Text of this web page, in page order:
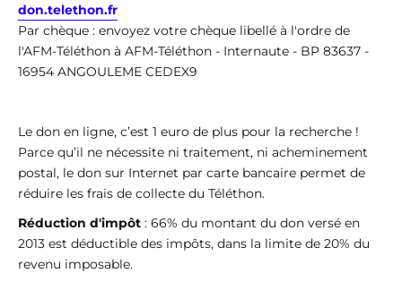
don.telethon.fr
Par chèque : envoyez votre chèque libellé à l'ordre de
l'AFM-Téléthon à AFM-Téléthon - Internaute - BP 83637 -
16954 ANGOULEME CEDEX9
Le don en ligne, c’est 1 euro de plus pour la recherche !
Parce qu’il ne nécessite ni traitement, ni acheminement
postal, le don sur Internet par carte bancaire permet de
réduire les frais de collecte du Téléthon.
Réduction d'impôt : 66% du montant du don versé en
2013 est déductible des impôts, dans la limite de 20% du
revenu imposable.